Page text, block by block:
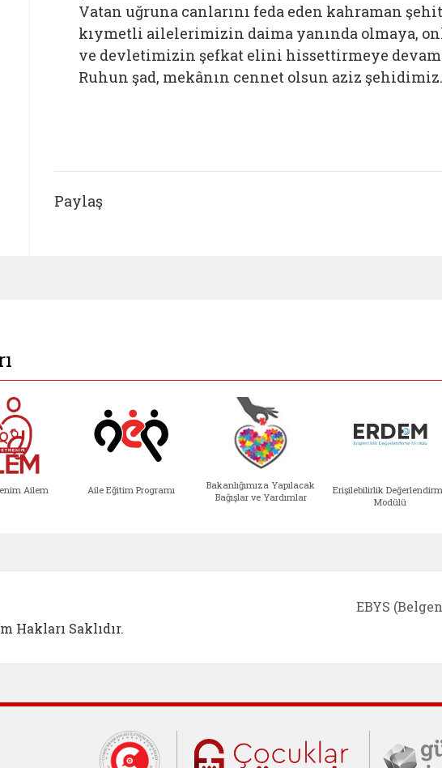
Vatan uğruna canlarını feda eden kahraman
kıymetli ailelerimizin daima yanında olmaya,
ve devletimizin şefkat elini hissettirmeye devam
Ruhun şad, mekânın cennet olsun aziz şehidimiz.
Paylaş
Ailem Aile Eğitim Programı
Bakanlığımıza Yapılacak
Bağışlar ve Yardımlar
Erişilebilirlik
Modülü
Hakları Saklıdır.
EBYS
Cumhurbaşkanlığı İletişim Merkezi
Çocuklar